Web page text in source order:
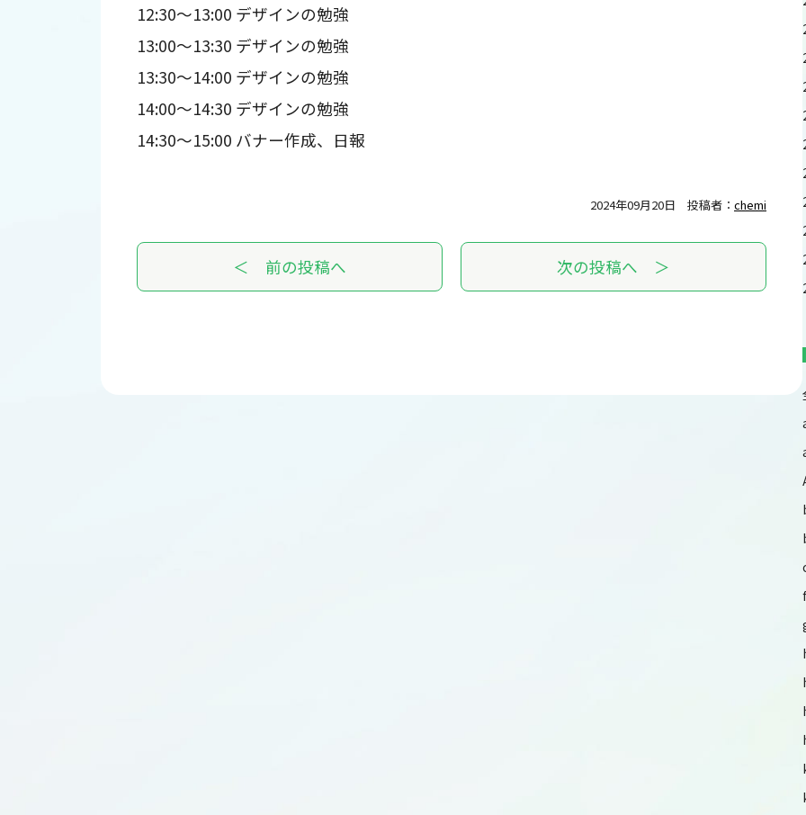
12:30～13:00 デザインの勉強
13:00～13:30 デザインの勉強
13:30～14:00 デザインの勉強
14:00～14:30 デザインの勉強
14:30～15:00 バナー作成、日報
2024年09月20日 投稿者： chemi
＜ 前の投稿へ 次の投稿へ ＞